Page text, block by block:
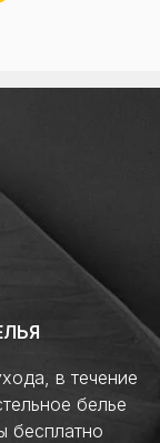
в течение
белье
бесплатно